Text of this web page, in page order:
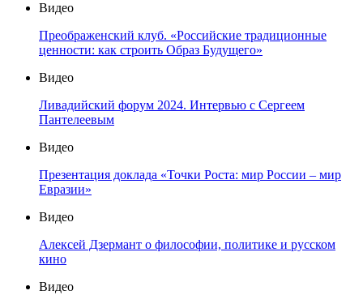
Видео
Преображенский клуб. «Российские традиционные
ценности: как строить Образ Будущего»
Видео
Ливадийский форум 2024. Интервью с Сергеем
Пантелеевым
Видео
Презентация доклада «Точки Роста: мир России – мир
Евразии»
Видео
Алексей Дзермант о философии, политике и русском
кино
Видео